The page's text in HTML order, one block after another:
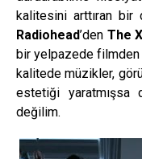
kalitesini arttıran
Radiohead’den The
bir yelpazede filmden
kalitede müzikler,
estetiği yaratmışsa
değilim.